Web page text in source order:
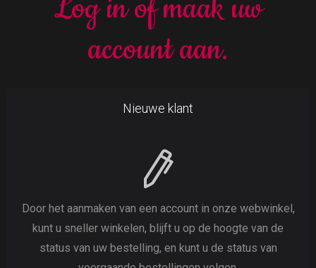
Log in of maak uw
account aan.
Nieuwe klant
Door het aanmaken van een account in onze webwinkel,
kunt u sneller winkelen, blijft u op de hoogte van de
status van uw bestelling, en kunt u de status van